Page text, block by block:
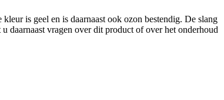
is geel en is daarnaast ook ozon bestendig. De slang
daarnaast vragen over dit product of over het onderhoud